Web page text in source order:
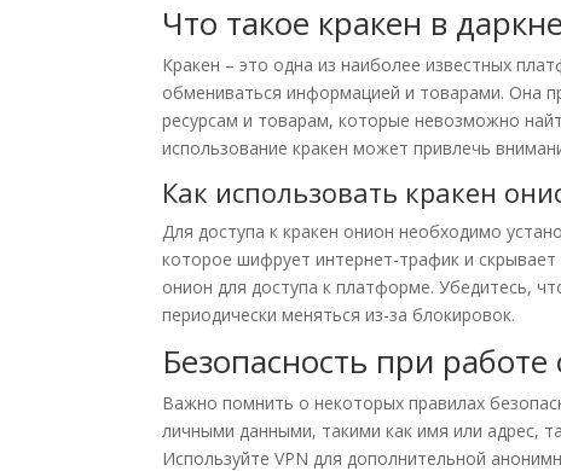
Что такое кракен в
Кракен – это одна из наиболее известных
обмениваться информацией и товарами. Она
ресурсам и товарам, которые невозможно
использование кракен может привлечь
Как использовать кракен
Для доступа к кракен онион необходимо
которое шифрует интернет-трафик и скрывает
онион для доступа к платформе. Убедитесь,
периодически меняться из-за блокировок.
Безопасность при работе
Важно помнить о некоторых правилах
личными данными, такими как имя или адрес,
Используйте VPN для дополнительной